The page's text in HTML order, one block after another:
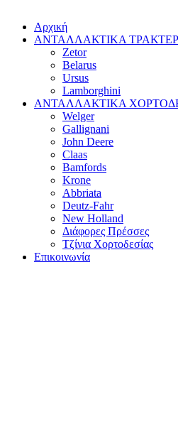
Αρχική
ΑΝΤΑΛΛΑΚΤΙΚΑ ΤΡΑΚΤΕΡ
Zetor
Belarus
Ursus
Lamborghini
ΑΝΤΑΛΛΑΚΤΙΚΑ
Welger
Gallignani
John Deere
Claas
Bamfords
Krone
Abbriata
Deutz-Fahr
New Holland
Διάφορες Πρέσσες
Τζίνια Χορτοδεσίας
Επικοινωνία